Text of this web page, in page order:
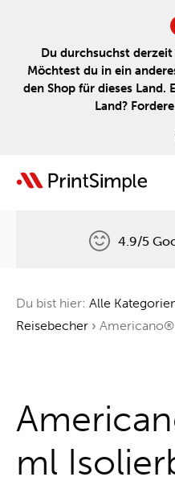
Du durchsuchst
Möchtest du in ein
den Shop für dieses Land.
Land?
Ein Baum für jede
4.9/5
Du bist hier: Alle
Reisebecher ›
ml